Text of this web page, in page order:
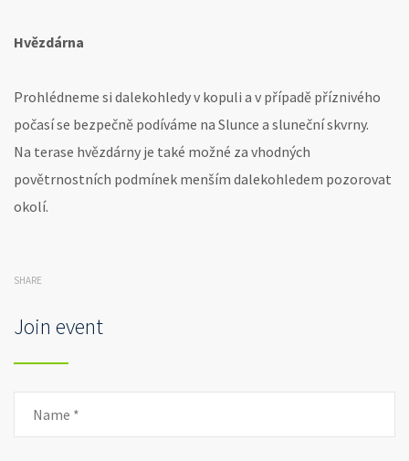
Hvězdárna
Prohlédneme si dalekohledy v kopuli a v případě příznivého
počasí se bezpečně podíváme na Slunce a sluneční skvrny.
Na terase hvězdárny je také možné za vhodných
povětrnostních podmínek menším dalekohledem pozorovat
okolí.
SHARE
Join event